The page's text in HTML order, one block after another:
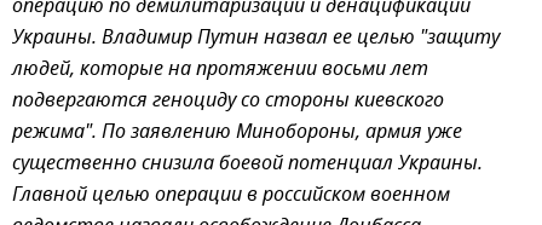
операцию по демилитаризации и денацификации
Украины. Владимир Путин назвал ее целью "защиту
людей, которые на протяжении восьми лет
подвергаются геноциду со стороны киевского
режима". По заявлению Минобороны, армия уже
существенно снизила боевой потенциал Украины.
Главной целью операции в российском военном